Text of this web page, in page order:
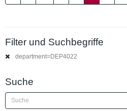
Filter und Suchbegriffe
department=DEP4022
Suche